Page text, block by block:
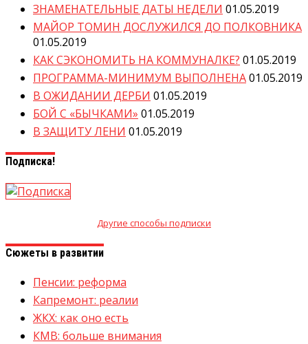
ЗНАМЕНАТЕЛЬНЫЕ ДАТЫ НЕДЕЛИ 01.05.2019
МАЙОР ТОМИН ДОСЛУЖИЛСЯ ДО ПОЛКОВНИКА
01.05.2019
КАК СЭКОНОМИТЬ НА КОММУНАЛКЕ? 01.05.2019
ПРОГРАММА-МИНИМУМ ВЫПОЛНЕНА01.05.2019
В ОЖИДАНИИ ДЕРБИ 01.05.2019
БОЙ С «БЫЧКАМИ» 01.05.2019
В ЗАЩИТУ ЛЕНИ 01.05.2019
Подписка!
Другие способы подписки
Сюжеты в развитии
Пенсии: реформа
Капремонт: реалии
ЖКХ: как оно есть
КМВ: больше внимания